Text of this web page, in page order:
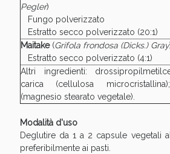
Pegler)
Fungo polverizzato
Estratto secco polverizzato (20:1)
Maitake(Grifola frondosa (Dicks.) Gray
Estratto secco polverizzato (4:1)
Altri ingredienti:
carica (cellulosa
(magnesio stearato vegetale).
Modalità d'uso
Deglutire da 1 a 2 capsule vegetali
preferibilmente ai pasti.
Sconto fino al 55%